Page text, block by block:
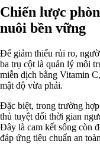
Chiến lược
nuôi bền vững
Để giảm thiểu rủi ro,
ba trụ cột là quản lý môi
miễn dịch bằng Vitamin
mật độ vừa phải.
Đặc biệt, trong trường
thủ tuyệt đối thời gian
Đây là cam kết sống còn
đáp ứng tiêu chuẩn an